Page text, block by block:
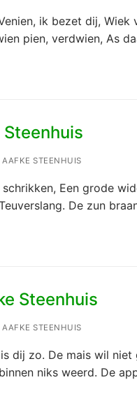
ik bezet dij, Wiek
pien, verdwien, As
AAFKE STEENHUIS
Een grode
De zun
Steenhuis
AAFKE STEENHUIS
dij zo. De mais wil
niks weerd. De